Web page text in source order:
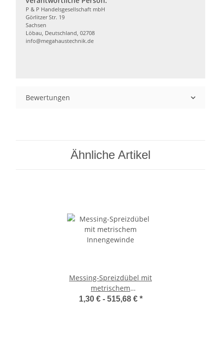
P & P Handelsgesellschaft mbH
Görlitzer Str. 19
Sachsen
Löbau, Deutschland, 02708
info@megahaustechnik.de
Bewertungen
Ähnliche Artikel
Messing-Spreizdübel mit
metrischem
Innengewinde
1,30 € - 515,68 € *